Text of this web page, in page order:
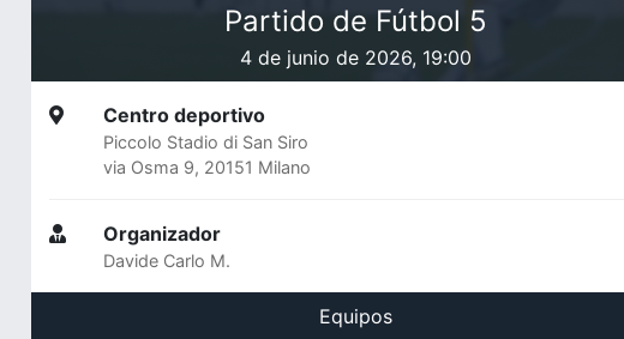
Partido de Fútbol 5
4 de junio de 2026, 19:00
Centro deportivo
Piccolo Stadio di San Siro
via Osma 9, 20151 Milano
Organizador
Davide Carlo M.
Equipos